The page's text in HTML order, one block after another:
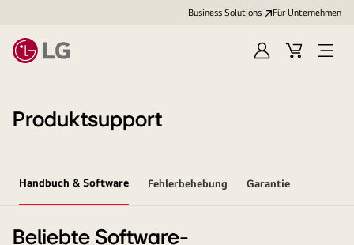
Business Solutions Für Unternehmen
Anmelden
Cart
Open
Produktsupport
Handbuch & Software Fehlerbehebung Garantie
Beliebte Software-